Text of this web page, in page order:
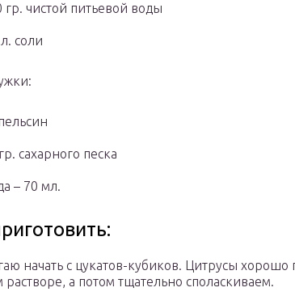
гр. чистой питьевой воды
соли
сахарного песка
– 70 мл.
начать с цукатов-кубиков. Цитрусы
растворе, а потом тщательно споласкиваем.